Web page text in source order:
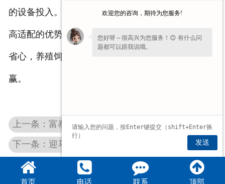
的设备投入。富泰摘果机与揉丝机组合，以轻量化、
高适配的优势，打通种养殖衔接壁垒，让花生种植更
省心，养殖饲料供给更便捷，助力农户实现种养双
赢。
上一条：富泰花生秸秆揉丝机移动方便吗？使用灵活度
下一条：迎马年，贺新春 | 富泰机械给您拜年啦！
首页 电话 联系 顶部
欢迎您的咨询，期待为您服务!
您好呀～很高兴为您服务！😊 有什么问
题都可以跟我说哦。
发送